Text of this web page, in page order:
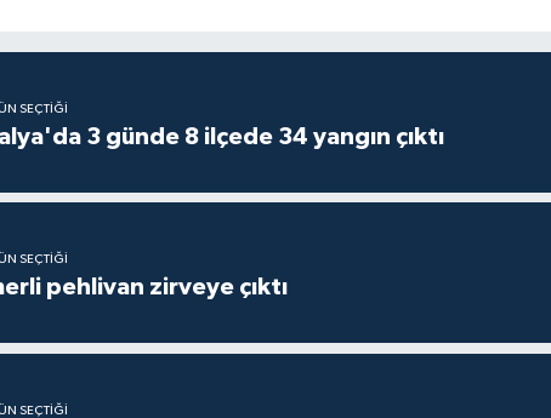
SEÇTIĞI
3 günde 8 ilçede 34 yangın çıktı
SEÇTIĞI
pehlivan zirveye çıktı
SEÇTIĞI